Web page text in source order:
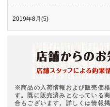
2019年8月(5)
※商品の入荷情報および販売価
す。既に販売済みとなっている
合もございます。詳しくは情報